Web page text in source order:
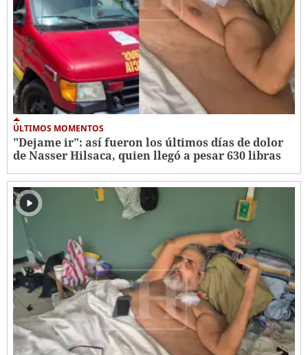
ÚLTIMOS MOMENTOS
"Dejame ir": así fueron los últimos días de dolor
de Nasser Hilsaca, quien llegó a pesar 630 libras